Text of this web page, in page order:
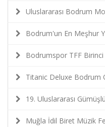
Uluslararası Bodrum
Bodrum'un En Meşhur
Bodrumspor TFF Birinci
Titanic Deluxe Bodrum
19. Uluslararası
Muğla İdil Biret Müzik